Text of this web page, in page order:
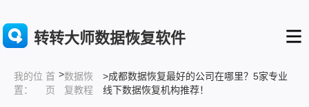
转转大师数据恢复软件
我的位
置：
首
页
>数据恢
复教程
>成都数据恢复最好的公司在哪里？5家专业
线下数据恢复机构推荐！